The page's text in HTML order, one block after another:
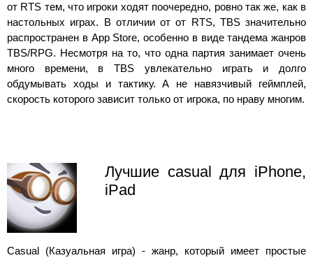
от RTS тем, что игроки ходят поочередно, ровно так же, как в
настольных играх. В отличии от от RTS, TBS значительно
распространен в App Store, особенно в виде тандема жанров
TBS/RPG. Несмотря на то, что одна партия занимает очень
много времени, в TBS увлекательно играть и долго
обдумывать ходы и тактику. А не навязчивый геймплей,
скорость которого зависит только от игрока, по нраву многим.
Лучшие casual для iPhone,
iPad
Casual (Казуальная игра) - жанр, который имеет простые